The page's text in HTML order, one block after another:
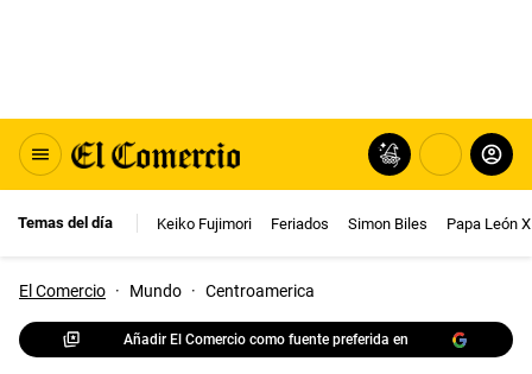
Temas del día Keiko Fujimori Feriados Simon Biles Papa León
El Comercio · Mundo · Centroamerica
Añadir El Comercio como fuente preferida en